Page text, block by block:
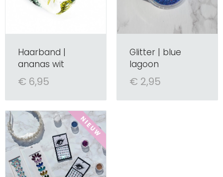
Haarband |
ananas wit
€ 6,95
Glitter | blue
lagoon
€ 2,95